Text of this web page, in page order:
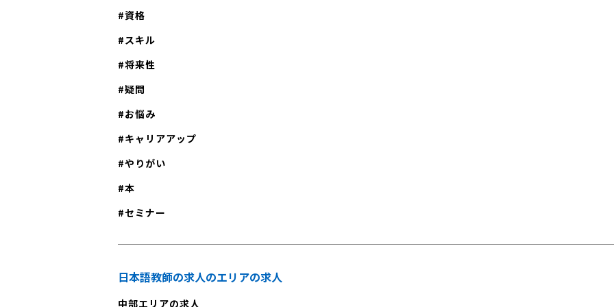
資格
スキル
将来性
疑問
お悩み
キャリアアップ
やりがい
本
セミナー
日本語教師の求人のエリアの求人
中部エリアの求人